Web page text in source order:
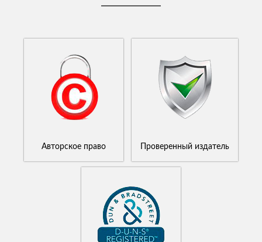
Авторское право Проверенный издатель